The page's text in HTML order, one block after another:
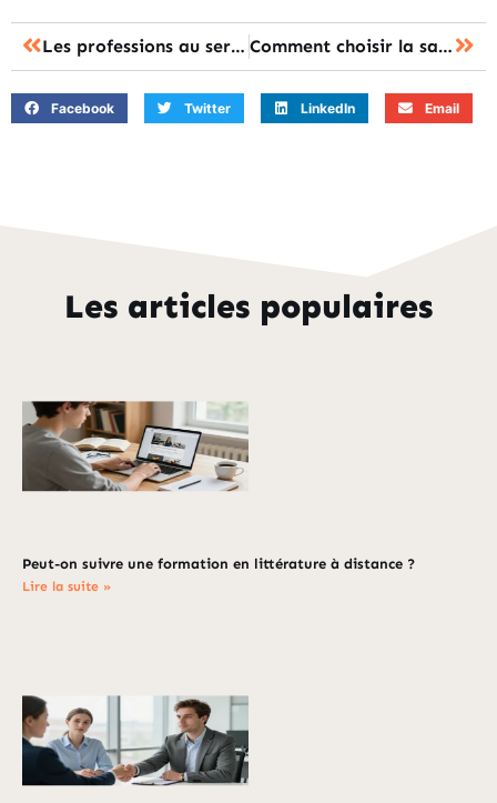
Les professions au service du handicap : une carrière d’impact et de solidarité Comment choisir la salle de formation idéale pour vos équipes ?
Facebook Twitter LinkedIn Email
Les articles populaires
Peut-on suivre une formation en littérature à distance ?
Lire la suite »